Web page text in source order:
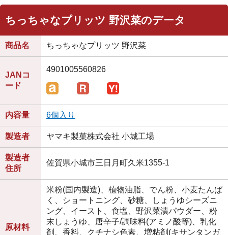
ちっちゃなプリッツ 野沢菜のデータ
商品名 ちっちゃなプリッツ 野沢菜
JANコ
ード
4901005560826
内容量 6個入り
製造者 ヤマキ製菓株式会社 小城工場
製造者
住所
佐賀県小城市三日月町久米1355-1
原材料
米粉(国内製造)、植物油脂、でん粉、小麦たんぱ
く、ショートニング、砂糖、しょうゆシーズニ
ング、イースト、食塩、野沢菜漬パウダー、粉
末しょうゆ、唐辛子/調味料(アミノ酸等)、乳化
剤、香料、クチナシ色素、増粘剤(キサンタンガ